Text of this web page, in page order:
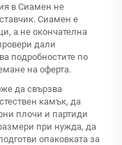
в Сиамен не
Сиамен е
а не окончателна
дали
подробностите по
на оферта.
да свързва
камък, да
плочи и партиди
при нужда, да
опаковката за